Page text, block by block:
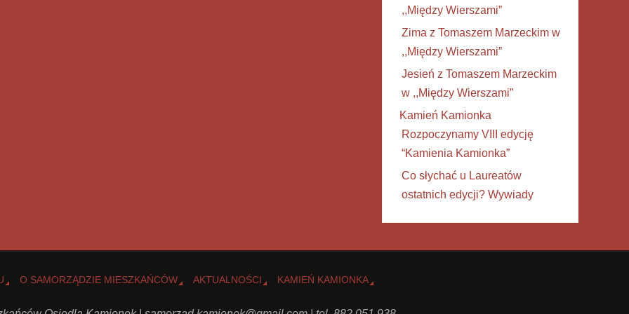
,,Między Wierszami”
Zima z Tomaszem Marzeckim w
,,Między Wierszami”
Jesień z Tomaszem Marzeckim
w ,,Między Wierszami”
Kamień Kamionka
Rozpoczynamy VIII edycję
“Kamienia Kamionka”
Co słychać u Laureatów
ostatnich edycji? Wywiady
O SAMORZĄDZIE MIESZKAŃCÓW AKTUALNOŚCI KAMIEŃ KAMIONKA